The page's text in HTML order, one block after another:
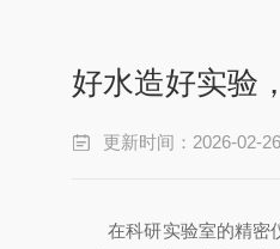
好水造好实验
更新时间：2026-02-26
在科研实验室的精密仪